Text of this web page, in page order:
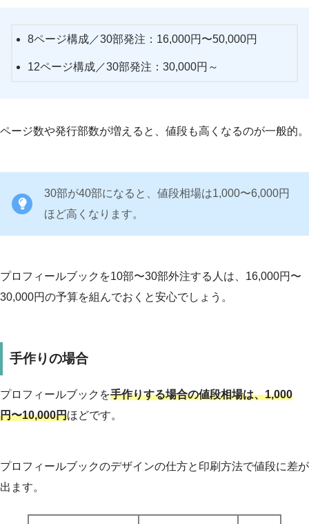
8ページ構成／30部発注：16,000円〜50,000円
12ページ構成／30部発注：30,000円～
ページ数や発行部数が増えると、値段も高くなるのが一般的。
30部が40部になると、値段相場は1,000〜6,000円
ほど高くなります。
プロフィールブックを10部〜30部外注する人は、16,000円〜
30,000円の予算を組んでおくと安心でしょう。
手作りの場合
プロフィールブックを手作りする場合の値段相場は、1,000
円〜10,000円ほどです。
プロフィールブックのデザインの仕方と印刷方法で値段に差が
出ます。